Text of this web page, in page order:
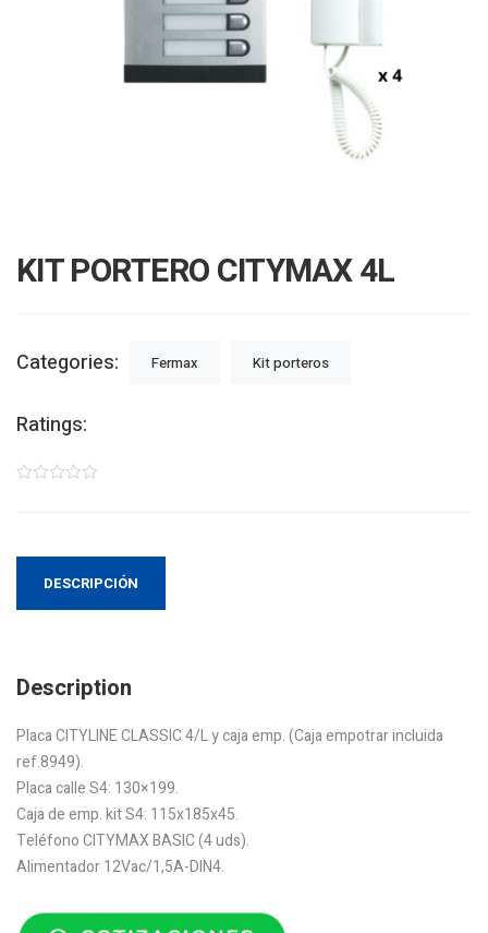
KIT PORTERO CITYMAX 4L
Categories: Fermax Kit porteros
Ratings:
DESCRIPCIÓN
Description
Placa CITYLINE CLASSIC 4/L y caja emp. (Caja empotrar incluida
ref.8949).
Placa calle S4: 130×199.
Caja de emp. kit S4: 115x185x45.
Teléfono CITYMAX BASIC (4 uds).
Alimentador 12Vac/1,5A-DIN4.